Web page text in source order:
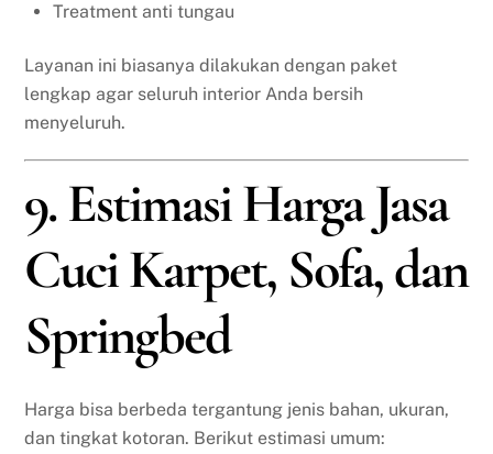
Treatment anti tungau
Layanan ini biasanya dilakukan dengan paket
lengkap agar seluruh interior Anda bersih
menyeluruh.
9. Estimasi Harga Jasa
Cuci Karpet, Sofa, dan
Springbed
Harga bisa berbeda tergantung jenis bahan, ukuran,
dan tingkat kotoran. Berikut estimasi umum: